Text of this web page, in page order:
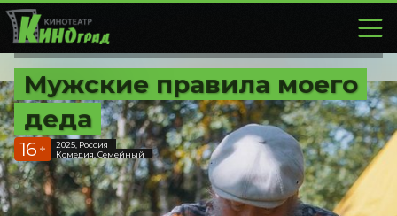
Мужские правила моего
деда
16 +
2025, Россия
Комедия, Семейный